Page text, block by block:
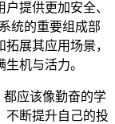
提供更加安全、
统的重要组成部
展其应用场景，
机与活力。
都应该像勤奋的学
不断提升自己的投